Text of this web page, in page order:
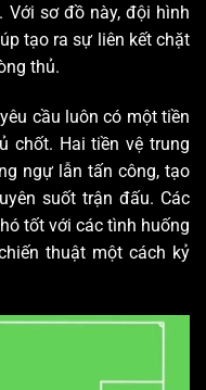
Với sơ đồ này, đội hình
tạo ra sự liên kết chặt
thủ.
cầu luôn có một tiền
chốt. Hai tiền vệ trung
ngự lẫn tấn công, tạo
suốt trận đấu. Các
tốt với các tình huống
thuật một cách kỷ